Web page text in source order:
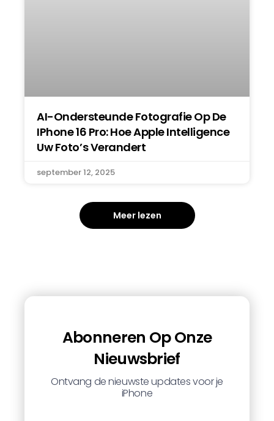
AI-Ondersteunde Fotografie Op De
IPhone 16 Pro: Hoe Apple Intelligence
Uw Foto’s Verandert
september 12, 2025
Meer lezen
Abonneren Op Onze
Nieuwsbrief
Ontvang de nieuwste updates voor je
iPhone